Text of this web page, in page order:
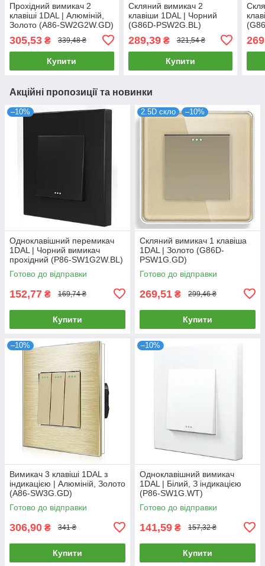
Прохідний вимикач 2
клавіші 1DAL | Алюміній,
Золото (A86-SW2G2W.GD)
305,53 ₴ 339,48 ₴
Купити
Скляний вимикач 2
клавіши 1DAL | Чорний
(G86D-PSW2G.BL)
289,39₴ 321,54 ₴
Купити
Акційні пропозиції та новинки
–10%
Одноклавішний перемикач
1DAL | Чорний вимикач
прохідний (P86-SW1G2W.BL)
Готово до відправки
152,77 ₴ 169,74 ₴
Купити
2.5D скло –10%
Скляний вимикач 1 клавіша
1DAL | Золото (G86D-
PSW1G.GD)
Готово до відправки
269,51 ₴ 299,46 ₴
Купити
–10%
Вимикач 3 клавіші 1DAL з
індикацією | Алюміній, Золото
(А86-SW3G.GD)
Готово до відправки
306,90 ₴ 341 ₴
Купити
–10%
Одноклавішний вимикач
1DAL | Білий, З індикацією
(P86-SW1G.WT)
Готово до відправки
141,59 ₴ 157,32 ₴
Купити